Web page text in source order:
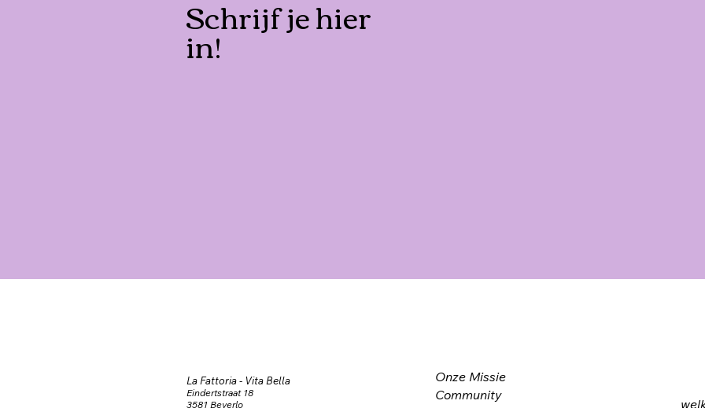
Schrijf je hier
in!
La Fattoria - Vita Bella
Eindertstraat 18
3581 Beverlo
Onze Missie
Community